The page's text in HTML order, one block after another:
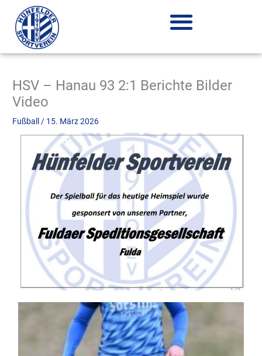
Inhalt
springen
HSV – Hanau 93 2:1 Berichte Bilder
Video
Fußball / 15. März 2026